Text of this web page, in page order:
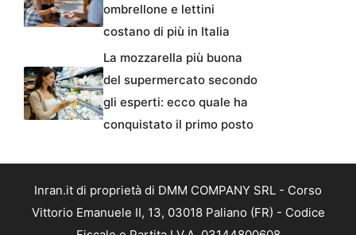
ombrellone e lettini
costano di più in Italia
La mozzarella più buona
del supermercato secondo
gli esperti: ecco quale ha
conquistato il primo posto
Inran.it di proprietà di DMM COMPANY SRL - Corso
Vittorio Emanuele II, 13, 03018 Paliano (FR) - Codice